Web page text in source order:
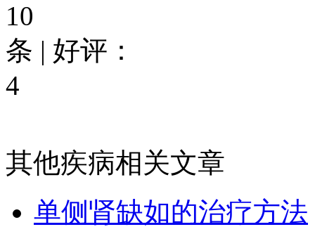
10
条 | 好评：
4
其他疾病相关文章
单侧肾缺如的治疗方法